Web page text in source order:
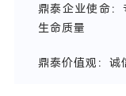
鼎泰企业使命
生命质量
鼎泰价值观：诚